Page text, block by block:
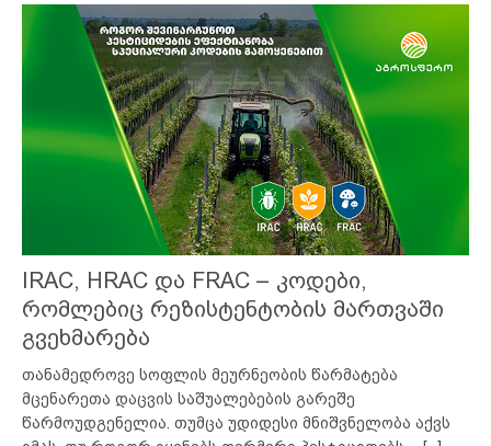
IRAC, HRAC და FRAC – კოდები,
რომლებიც რეზისტენტობის მართვაში
გვეხმარება
თანამედროვე სოფლის მეურნეობის წარმატება
მცენარეთა დაცვის საშუალებების გარეშე
წარმოუდგენელია. თუმცა უდიდესი მნიშვნელობა აქვს